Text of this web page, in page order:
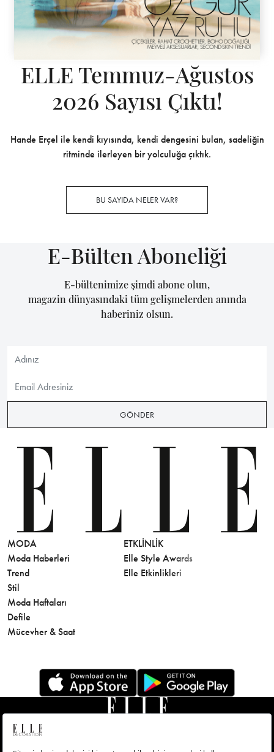
ELLE Temmuz-Ağustos
2026 Sayısı Çıktı!
Hande Erçel ile kendi kıyısında, kendi dengesini bulan, sadeliğin
ritminde ilerleyen bir yolculuğa çıktık.
BU SAYIDA NELER VAR?
E-Bülten Aboneliği
E-bültenimize şimdi abone olun,
magazin dünyasındaki tüm gelişmelerden anında
haberiniz olsun.
GÖNDER
MODA
Moda Haberleri
Trend
Stil
Moda Haftaları
Defile
Mücevher & Saat
ETKLINLIK
Elle Style Awards
Elle Etkinlikleri